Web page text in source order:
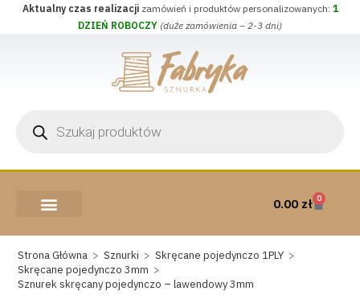
Aktualny czas realizacjizamówień i produktów personalizowanych: 1
DZIEŃ ROBOCZY (duże zamówienia – 2-3 dni)
0.00 zł 0
Strona Główna > Sznurki > Skręcane pojedynczo 1PLY >
Skręcane pojedynczo 3mm >
Sznurek skręcany pojedynczo – lawendowy 3mm